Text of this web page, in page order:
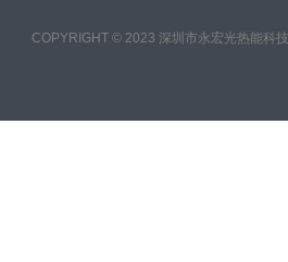
COPYRIGHT © 2023 深圳市永宏光热能科